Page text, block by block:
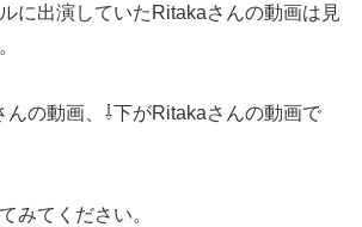
に出演していたRitakaさんの動画は見
んの動画、⇩下がRitakaさんの動画で
みてください。